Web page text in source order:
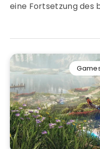
eine Fortsetzung des